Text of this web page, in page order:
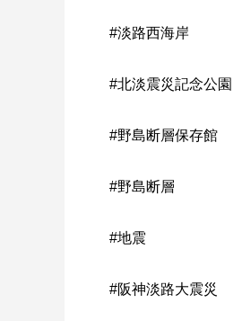
#淡路西海岸
#北淡震災記念公園
#野島断層保存館
#野島断層
#地震
#阪神淡路大震災